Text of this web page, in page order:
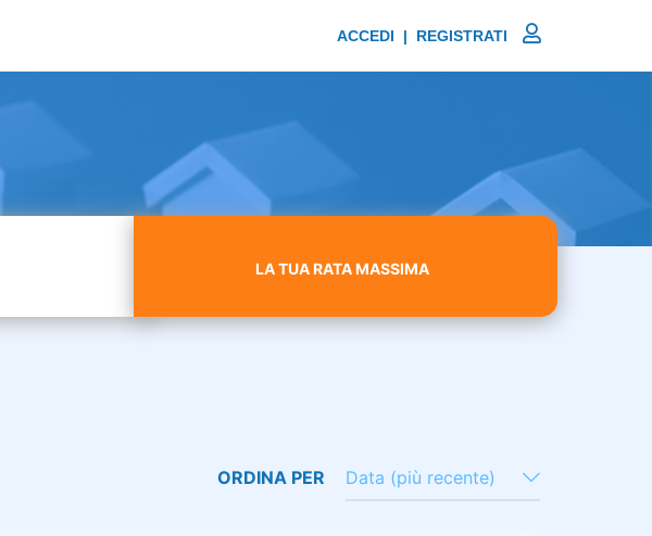
ACCEDI | REGISTRATI
LA TUA RATA MASSIMA
ORDINA PER Data (più recente)